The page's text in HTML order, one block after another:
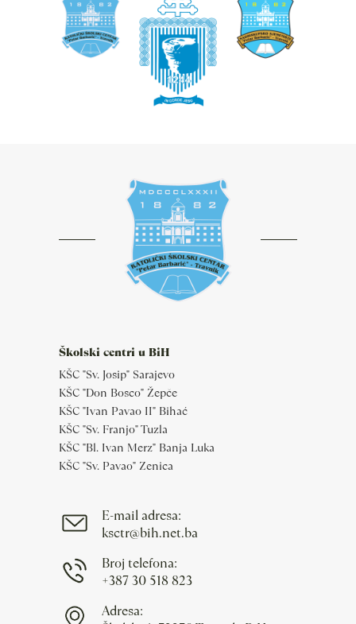
Školski centri u BiH
KŠC "Sv. Josip" Sarajevo
KŠC "Don Bosco" Žepče
KŠC "Ivan Pavao II" Bihać
KŠC "Sv. Franjo" Tuzla
KŠC "Bl. Ivan Merz" Banja Luka
KŠC "Sv. Pavao" Zenica
E-mail adresa:
ksctr@bih.net.ba
Broj telefona:
+387 30 518 823
Adresa: